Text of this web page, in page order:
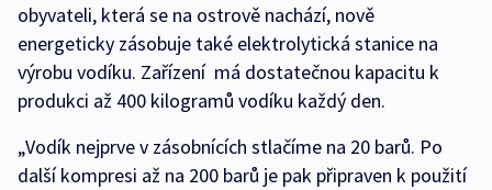
obyvateli, která se na ostrově nachází, nově
energeticky zásobuje také elektrolytická stanice na
výrobu vodíku. Zařízení má dostatečnou kapacitu k
produkci až 400 kilogramů vodíku každý den.
„Vodík nejprve v zásobnících stlačíme na 20 barů. Po
další kompresi až na 200 barů je pak připraven k použití